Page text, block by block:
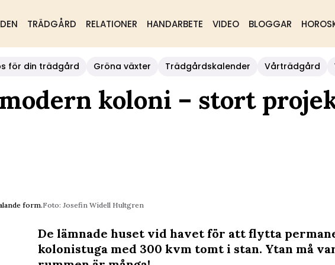
TRÄDGÅRD RELATIONER HANDARBETE VIDEO BLOGGAR
för din trädgård Gröna växter Trädgårdskalender Vårträdgård
koloni – stort
form.Foto: Josefin Widell Hultgren
De lämnade huset vid havet för att flytta
kolonistuga med 300 kvm tomt i stan. Ytan må